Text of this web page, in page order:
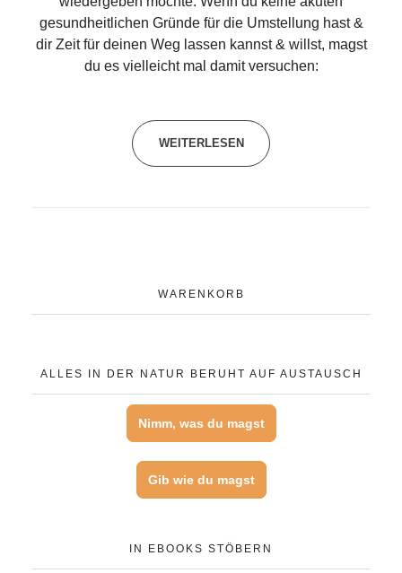
gesundheitlichen Gründe für die Umstellung hast &
dir Zeit für deinen Weg lassen kannst & willst, magst
du es vielleicht mal damit versuchen:
WEITERLESEN
WARENKORB
ALLES IN DER NATUR BERUHT AUF AUSTAUSCH
Nimm, was du magst
Gib wie du magst
IN EBOOKS STÖBERN